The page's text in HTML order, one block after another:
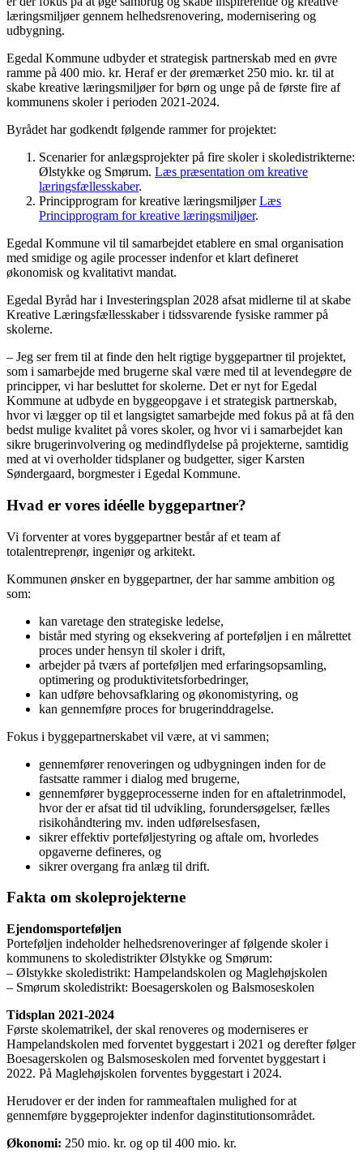
læringsmiljøer gennem helhedsrenovering, modernisering og
udbygning.
Egedal Kommune udbyder et strategisk partnerskab med en øvre
ramme på 400 mio. kr. Heraf er der øremærket 250 mio. kr. til at
skabe kreative læringsmiljøer for børn og unge på de første fire af
kommunens skoler i perioden 2021-2024.
Byrådet har godkendt følgende rammer for projektet:
Scenarier for anlægsprojekter på fire skoler i skoledistrikterne:
Ølstykke og Smørum. Læs præsentation om kreative
læringsfællesskaber.
Principprogram for kreative læringsmiljøerLæs
Principprogram for kreative læringsmiljøer.
Egedal Kommune vil til samarbejdet etablere en smal organisation
med smidige og agile processer indenfor et klart defineret
økonomisk og kvalitativt mandat.
Egedal Byråd har i Investeringsplan 2028 afsat midlerne til at skabe
Kreative Læringsfællesskaber i tidssvarende fysiske rammer på
skolerne.
– Jeg ser frem til at finde den helt rigtige byggepartner til projektet,
som i samarbejde med brugerne skal være med til at levendegøre de
principper, vi har besluttet for skolerne. Det er nyt for Egedal
Kommune at udbyde en byggeopgave i et strategisk partnerskab,
hvor vi lægger op til et langsigtet samarbejde med fokus på at få den
bedst mulige kvalitet på vores skoler, og hvor vi i samarbejdet kan
sikre brugerinvolvering og medindflydelse på projekterne, samtidig
med at vi overholder tidsplaner og budgetter, siger Karsten
Søndergaard, borgmester i Egedal Kommune.
Hvad er vores idéelle byggepartner?
Vi forventer at vores byggepartner består af et team af
totalentreprenør, ingeniør og arkitekt.
Kommunen ønsker en byggepartner, der har samme ambition og
som:
kan varetage den strategiske ledelse,
bistår med styring og eksekvering af porteføljen i en målrettet
proces under hensyn til skoler i drift,
arbejder på tværs af porteføljen med erfaringsopsamling,
optimering og produktivitetsforbedringer,
kan udføre behovsafklaring og økonomistyring, og
kan gennemføre proces for brugerinddragelse.
Fokus i byggepartnerskabet vil være, at vi sammen;
gennemfører renoveringen og udbygningen inden for de
fastsatte rammer i dialog med brugerne,
gennemfører byggeprocesserne inden for en aftaletrinmodel,
hvor der er afsat tid til udvikling, forundersøgelser, fælles
risikohåndtering mv. inden udførelsesfasen,
sikrer effektiv porteføljestyring og aftale om, hvorledes
opgaverne defineres, og
sikrer overgang fra anlæg til drift.
Fakta om skoleprojekterne
Ejendomsporteføljen
Porteføljen indeholder helhedsrenoveringer af følgende skoler i
kommunens to skoledistrikter Ølstykke og Smørum:
– Ølstykke skoledistrikt: Hampelandskolen og Maglehøjskolen
– Smørum skoledistrikt: Boesagerskolen og Balsmoseskolen
Tidsplan 2021-2024
Første skolematrikel, der skal renoveres og moderniseres er
Hampelandskolen med forventet byggestart i 2021 og derefter følger
Boesagerskolen og Balsmoseskolen med forventet byggestart i
2022. På Maglehøjskolen forventes byggestart i 2024.
Herudover er der inden for rammeaftalen mulighed for at
gennemføre byggeprojekter indenfor daginstitutionsområdet.
Økonomi: 250 mio. kr. og op til 400 mio. kr.